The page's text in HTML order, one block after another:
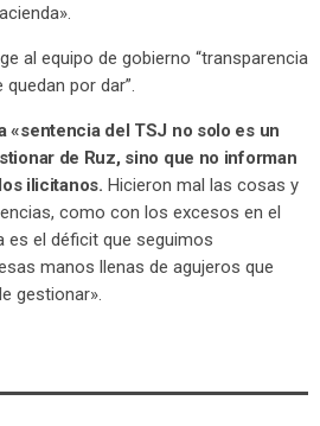
al equipo de gobierno “transparencia
por dar”.
«sentencia del TSJ no solo es un
de Ruz, sino que no informan
ilicitanos. Hicieron mal las cosas y
como con los excesos en el
es el déficit que seguimos
manos llenas de agujeros que
gestionar».